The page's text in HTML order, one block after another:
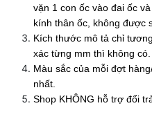
vặn 1 con ốc vào đai ốc
kính thân ốc, không được
Kích thước mô tả chỉ
xác từng mm thì không có.
Màu sắc của mỗi đợt
nhất.
Shop KHÔNG hỗ trợ đổi